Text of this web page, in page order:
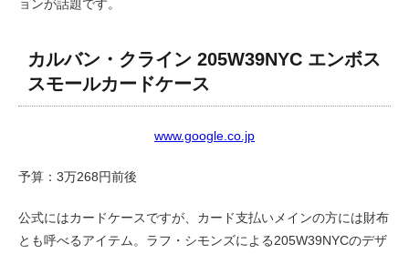
ョンが話題です。
カルバン・クライン 205W39NYC エンボス
スモールカードケース
www.google.co.jp
予算：3万268円前後
公式にはカードケースですが、カード支払いメインの方には財布
とも呼べるアイテム。ラフ・シモンズによる205W39NYCのデザ